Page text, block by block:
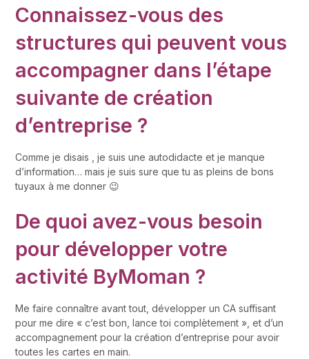
Connaissez-vous des
structures qui peuvent vous
accompagner dans l’étape
suivante de création
d’entreprise ?
Comme je disais , je suis une autodidacte et je manque
d’information… mais je suis sure que tu as pleins de bons
tuyaux à me donner 😉
De quoi avez-vous besoin
pour développer votre
activité ByMoman ?
Me faire connaître avant tout, développer un CA suffisant
pour me dire « c’est bon, lance toi complètement », et d’un
accompagnement pour la création d’entreprise pour avoir
toutes les cartes en main.